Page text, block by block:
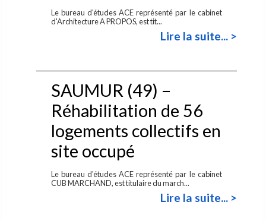
Le bureau d'études ACE représenté par le cabinet
d'Architecture A PROPOS, est tit...
Lire la suite... >
SAUMUR (49) –
Réhabilitation de 56
logements collectifs en
site occupé
Le bureau d'études ACE représenté par le cabinet
CUB MARCHAND, est titulaire du march...
Lire la suite... >